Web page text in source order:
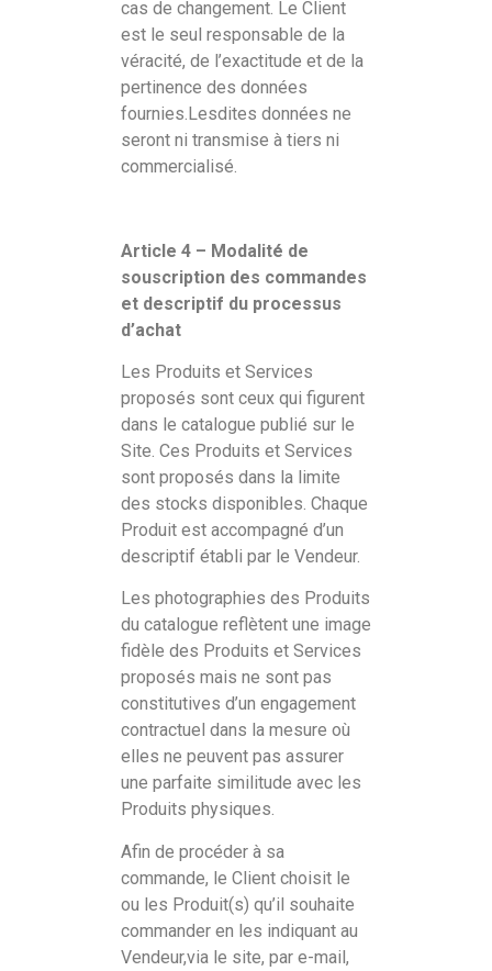
cas de changement. Le Client
est le seul responsable de la
véracité, de l’exactitude et de la
pertinence des données
fournies.Lesdites données ne
seront ni transmise à tiers ni
commercialisé.
Article 4 – Modalité de
souscription des commandes
et descriptif du processus
d’achat
Les Produits et Services
proposés sont ceux qui figurent
dans le catalogue publié sur le
Site. Ces Produits et Services
sont proposés dans la limite
des stocks disponibles. Chaque
Produit est accompagné d’un
descriptif établi par le Vendeur.
Les photographies des Produits
du catalogue reflètent une image
fidèle des Produits et Services
proposés mais ne sont pas
constitutives d’un engagement
contractuel dans la mesure où
elles ne peuvent pas assurer
une parfaite similitude avec les
Produits physiques.
Afin de procéder à sa
commande, le Client choisit le
ou les Produit(s) qu’il souhaite
commander en les indiquant au
Vendeur,via le site, par e-mail,